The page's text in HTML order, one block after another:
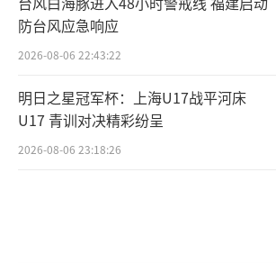
防台风应急响应
2026-08-06 22:43:22
明日之星冠军杯：上海U17战平河床
U17 青训对决精彩纷呈
2026-08-06 23:18:26